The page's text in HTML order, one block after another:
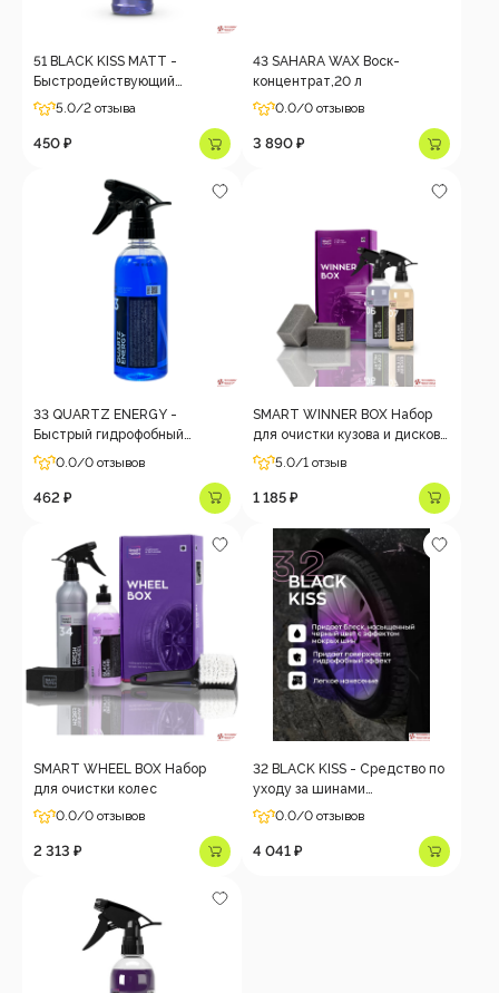
51 BLACK KISS MATT -
Быстродействующий
матовый чернитель шин
5.0/2 отзыва
450 ₽
43 SAHARA WAX Воск-
концентрат,20 л
0.0/0 отзывов
3 890 ₽
33 QUARTZ ENERGY -
Быстрый гидрофобный
состав, 0,5 л
0.0/0 отзывов
462 ₽
SMART WINNER BOX Набор
для очистки кузова и дисков
от сложных загрязнений
5.0/1 отзыв
1 185 ₽
SMART WHEEL BOX Набор
для очистки колес
0.0/0 отзывов
2 313 ₽
32 BLACK KISS - Средство по
уходу за шинами
автомобиля,5л
0.0/0 отзывов
4 041 ₽